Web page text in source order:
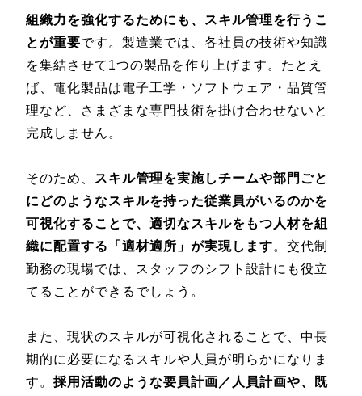
組織力を強化するためにも、スキル管理を行うこ
とが重要です。製造業では、各社員の技術や知識
を集結させて1つの製品を作り上げます。たとえ
ば、電化製品は電子工学・ソフトウェア・品質管
理など、さまざまな専門技術を掛け合わせないと
完成しません。
そのため、
スキル管理を実施しチームや部門ごと
にどのようなスキルを持った従業員がいるのかを
可視化することで、適切なスキルをもつ人材を組
織に配置する「適材適所」が実現します。交代制
勤務の現場では、スタッフのシフト設計にも役立
てることができるでしょう。
また、現状のスキルが可視化されることで、中長
期的に必要になるスキルや人員が明らかになりま
す。 採用活動のような要員計画／人員計画や、既